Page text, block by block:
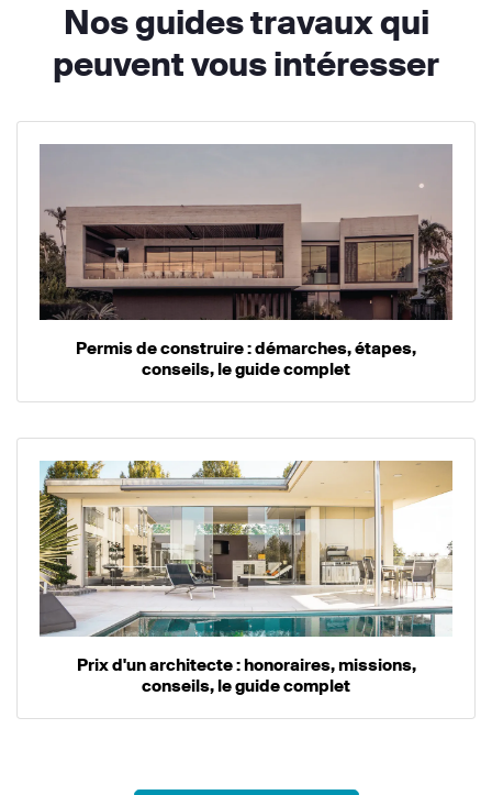
Nos guides travaux qui
peuvent vous intéresser
Permis de construire : démarches, étapes,
conseils, le guide complet
Prix d'un architecte : honoraires, missions,
conseils, le guide complet